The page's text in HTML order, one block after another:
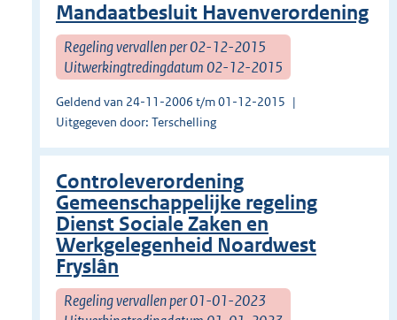
Mandaatbesluit Havenverordening
Regeling vervallen per 02-12-2015
Uitwerkingtredingdatum 02-12-2015
Geldend van 24-11-2006 t/m 01-12-2015
Uitgegeven door: Terschelling
Controleverordening
Gemeenschappelijke regeling
Dienst Sociale Zaken en
Werkgelegenheid Noardwest
Fryslân
Regeling vervallen per 01-01-2023